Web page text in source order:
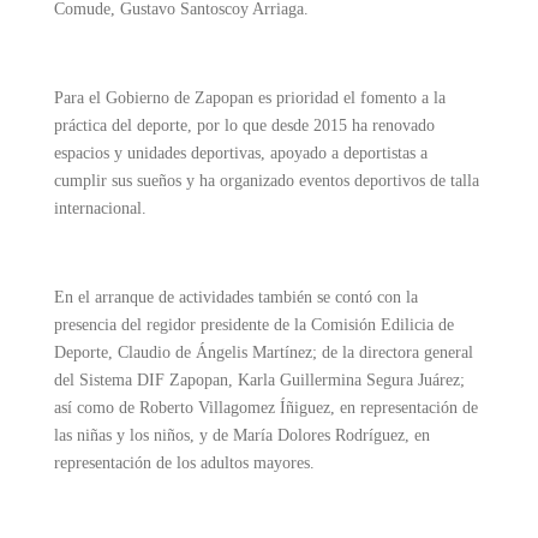
Comude, Gustavo Santoscoy Arriaga.
Para el Gobierno de Zapopan es prioridad el fomento a la
práctica del deporte, por lo que desde 2015 ha renovado
espacios y unidades deportivas, apoyado a deportistas a
cumplir sus sueños y ha organizado eventos deportivos de talla
internacional.
En el arranque de actividades también se contó con la
presencia del regidor presidente de la Comisión Edilicia de
Deporte, Claudio de Ángelis Martínez; de la directora general
del Sistema DIF Zapopan, Karla Guillermina Segura Juárez;
así como de Roberto Villagomez Íñiguez, en representación de
las niñas y los niños, y de María Dolores Rodríguez, en
representación de los adultos mayores.